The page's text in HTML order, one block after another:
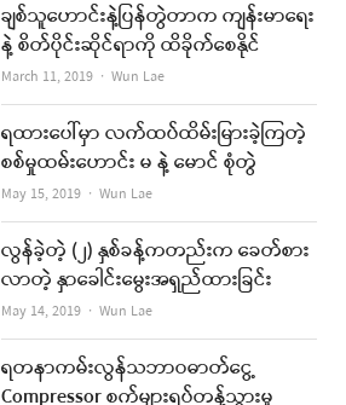
ချစ်သူဟောင်းနဲ့ပြန်တွဲတာက ကျန်းမာရေး
နဲ့ စိတ်ပိုင်းဆိုင်ရာကို ထိခိုက်စေနိုင်
March 11, 2019 Author
Wun Lae
ရထားပေါ်မှာ လက်ထပ်ထိမ်းမြားခဲ့ကြတဲ့
စစ်မှုထမ်းဟောင်း မ နဲ့ မောင် စုံတွဲ
May 15, 2019 Author
Wun Lae
လွန်ခဲ့တဲ့ (၂) နှစ်ခန့်ကတည်းက ခေတ်စား
လာတဲ့ နှာခေါင်းမွေးအရှည်ထားခြင်း
May 14, 2019 Author
Wun Lae
ရတနာကမ်းလွန်သဘာဝဓာတ်ငွေ့
Compressor စက်များရပ်တန့်သွားမှု